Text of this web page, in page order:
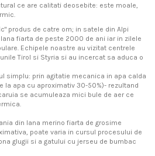
ce are calitati deosebite: este moale,
produs de catre om; in satele din Alpi
fiarta de peste 2000 de ani iar in zilele
Echipele noastre au vizitat centrele
Tirol si Styria si au incercat sa aduca o
simplu: prin agitatie mecanica in apa calda
la apa cu aproximativ 30-50%)- rezultand
se acumuleaza mici bule de aer ce
din lana merino fiarta de grosime
poate varia in cursul procesului de
glugii si a gatului cu jerseu de bumbac